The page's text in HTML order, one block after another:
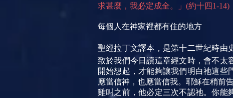
求甚麼，我必定成全。」(約十四1-14)
每個人在神家裡都有住的地方
聖經拉丁文譯本，是第十二世紀時由
致於我們今日讀這章經文時，會不太
開始想起，才能夠讓我們明白祂這些
應當信神，也應當信我。耶穌在稍前
雞叫之前，他必定三次不認祂。你能